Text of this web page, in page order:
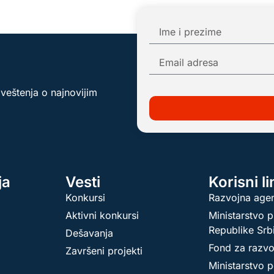
o najnovijim
Vesti
Konkursi
Aktivni konkursi
Dešavanja
Završeni projekti
Korisni
Razvojna
Ministarstvo
Republike
Fond za
Ministarstvo